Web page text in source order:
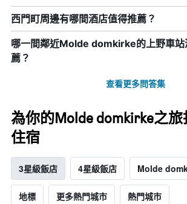
西門町周邊有哪間酒店值得推薦？
哪一間鄰近Molde domkirke的上野車站
薦？
查看更多問答集
為你的Molde domkirke之
住宿
3星級飯店 4星級飯店 Molde
地標 更多熱門城市 熱門城市